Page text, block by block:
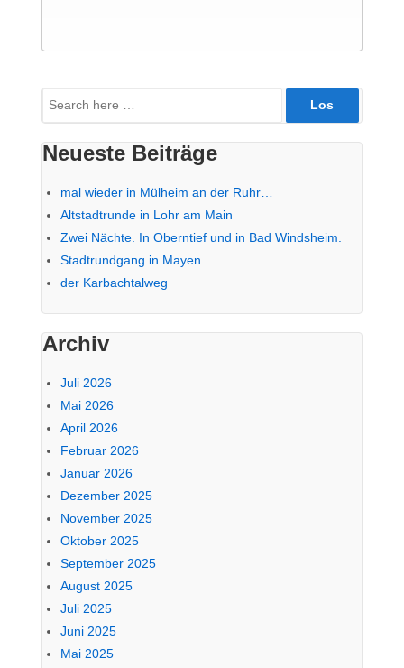
Suche
nach:
Neueste Beiträge
mal wieder in Mülheim an der Ruhr…
Altstadtrunde in Lohr am Main
Zwei Nächte. In Oberntief und in Bad Windsheim.
Stadtrundgang in Mayen
der Karbachtalweg
Archiv
Juli 2026
Mai 2026
April 2026
Februar 2026
Januar 2026
Dezember 2025
November 2025
Oktober 2025
September 2025
August 2025
Juli 2025
Juni 2025
Mai 2025